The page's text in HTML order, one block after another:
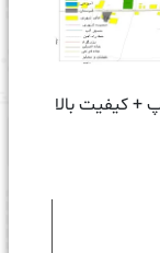
کیفیت بالا